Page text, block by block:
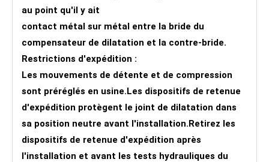
au point qu'il y ait
contact métal sur métal entre la bride du
compensateur de dilatation et la contre-bride.
Restrictions d'expédition :
Les mouvements de détente et de compression
sont préréglés en usine.Les dispositifs de retenue
d'expédition protègent le joint de dilatation dans
sa position neutre avant l'installation.Retirez les
dispositifs de retenue d'expédition après
l'installation et avant les tests hydrauliques du